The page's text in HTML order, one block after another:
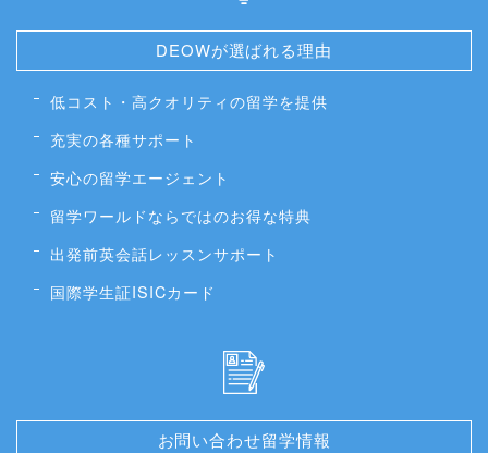
DEOWが選ばれる理由
低コスト・高クオリティの留学を提供
充実の各種サポート
安心の留学エージェント
留学ワールドならではのお得な特典
出発前英会話レッスンサポート
国際学生証ISICカード
お問い合わせ留学情報